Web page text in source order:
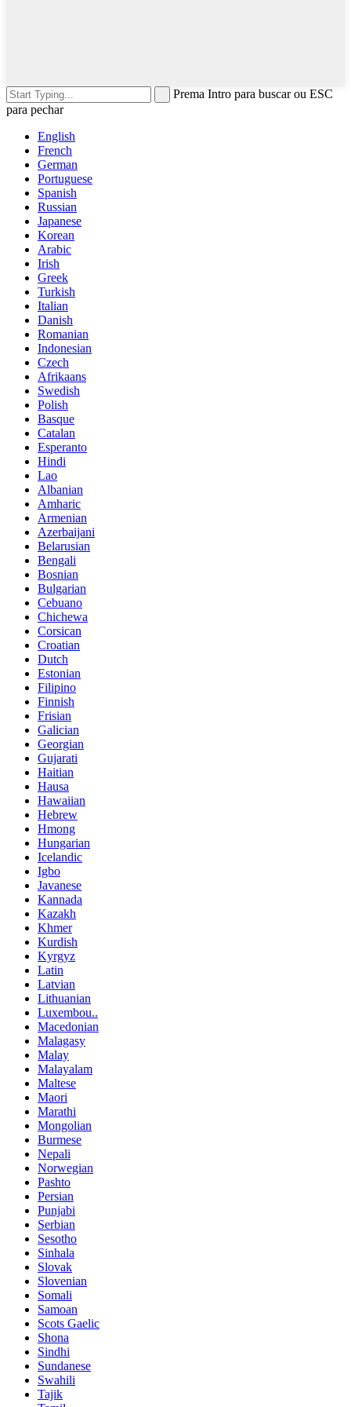
Prema Intro para buscar ou ESC
para pechar
English
French
German
Portuguese
Spanish
Russian
Japanese
Korean
Arabic
Irish
Greek
Turkish
Italian
Danish
Romanian
Indonesian
Czech
Afrikaans
Swedish
Polish
Basque
Catalan
Esperanto
Hindi
Lao
Albanian
Amharic
Armenian
Azerbaijani
Belarusian
Bengali
Bosnian
Bulgarian
Cebuano
Chichewa
Corsican
Croatian
Dutch
Estonian
Filipino
Finnish
Frisian
Galician
Georgian
Gujarati
Haitian
Hausa
Hawaiian
Hebrew
Hmong
Hungarian
Icelandic
Igbo
Javanese
Kannada
Kazakh
Khmer
Kurdish
Kyrgyz
Latin
Latvian
Lithuanian
Luxembou..
Macedonian
Malagasy
Malay
Malayalam
Maltese
Maori
Marathi
Mongolian
Burmese
Nepali
Norwegian
Pashto
Persian
Punjabi
Serbian
Sesotho
Sinhala
Slovak
Slovenian
Somali
Samoan
Scots Gaelic
Shona
Sindhi
Sundanese
Swahili
Tajik